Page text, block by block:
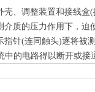
、调整装置和接线盒(
介质的压力作用下，
针(连同触头)逐将被
的电路得以断开或接